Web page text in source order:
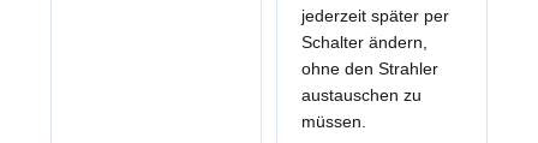
jederzeit später per
Schalter ändern,
ohne den Strahler
austauschen zu
müssen.